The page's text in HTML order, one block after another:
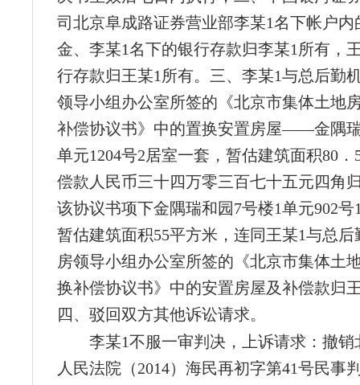
司北京阜成路证券营业部李某1名下帐户内
金、李某1名下的银行存款归李某1所有，
行存款归王某1所有。三、李某1与总后勤
领导小组办公室所签的《北京市集体土地
补偿协议书》中的置换安置房屋——金隅
单元1204号2居室一套，暂估建筑面积80
偿款人民币三十四万零三百七十五元四角
该协议书项下金隅瑞和园7号楼1单元902号
暂估建筑面积55平方米，连同王某1与总
房领导小组办公室所签的《北京市集体土
换补偿协议书》中的安置房屋及补偿款归
四、驳回双方其他诉讼请求。
李某1不服一审判决，上诉请求：撤销
人民法院（2014）海民再初字第41号民事